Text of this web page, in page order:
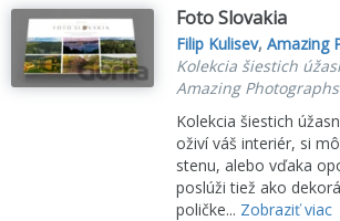
Foto Slovakia
Filip Kulisev,Amazing
Kolekcia šiestich
Amazing Photographs
Kolekcia šiestich
oživí váš interiér, si
stenu, alebo vďaka
poslúži tiež ako
poličke... Zobraziť viac